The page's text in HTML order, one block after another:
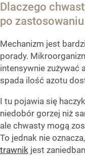
Dlaczego
po
Mechanizm jest
porady.
intensywnie zużywać
spada ilość azotu
I tu pojawia się
niedobór gorzej niż
ale chwasty mogą
To jednak nie
trawnik jest